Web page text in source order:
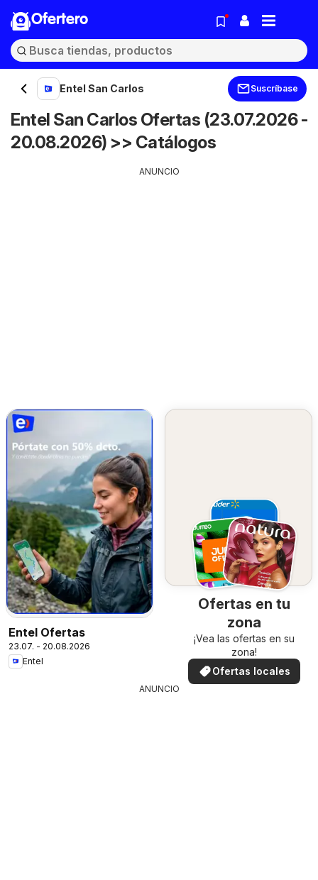
Ofertero
Entel San Carlos Suscríbase
Entel San Carlos Ofertas (23.07.2026 -
20.08.2026) >> Catálogos
ANUNCIO
Entel Ofertas
23.07. - 20.08.2026
Entel
Ofertas en tu
zona
¡Vea las ofertas en su
zona!
Ofertas locales
ANUNCIO